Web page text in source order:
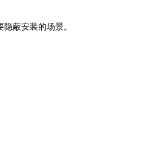
隐蔽安装的场景。